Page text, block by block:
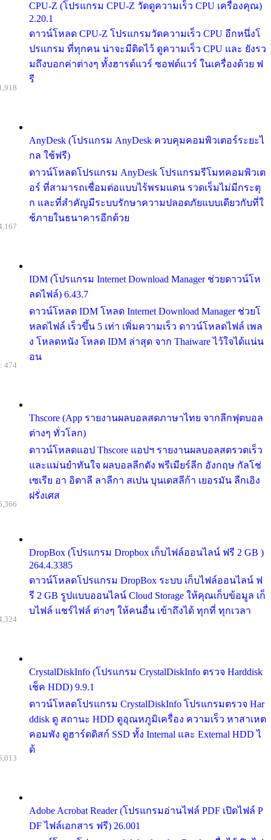
CPU-Z (โปรแกรม CPU-Z วัดดูความเร็ว CPU เครื่องคุณ)
2.20.1
ดาวน์โหลด CPU-Z โปรแกรมวัดความเร็ว CPU อีกหนึ่งโ
ปรแกรม ที่ทุกคน น่าจะมีติดไว้ ดูความเร็ว CPU และ ยังรว
มถึงบอกค่าต่างๆ ทั้งฮารด์แวร์ ซอฟต์แวร์ ในเครื่องด้วย ฟ
รี
AnyDesk (โปรแกรม AnyDesk ควบคุมคอมพิวเตอร์ระยะไ
กล ใช้ฟรี)
ดาวน์โหลดโปรแกรม AnyDesk โปรแกรมรีโมทคอมพิวเต
อร์ ที่สามารถเชื่อมต่อแบบไร้พรมแดน รวดเร็มไม่มีกระตุ
ก และที่สำคัญมีระบบรักษาความปลอดภัยแบบเดียวกับที่ใ
ช้ภายในธนาคารอีกด้วย
IDM (โปรแกรม Internet Download Manager ช่วยดาวน์โห
ลดไฟล์) 6.43.7
ดาวน์โหลด IDM โหลด Internet Download Manager ช่วยโ
หลดไฟล์ เร็วขึ้น 5 เท่า เพิ่มความเร็ว ดาวน์โหลดไฟล์ เพล
ง โหลดหนัง โหลด IDM ล่าสุด จาก Thaiware ไว้ใจได้แน่น
อน
Thscore (App รายงานผลบอลสดภาษาไทย จากลีกฟุตบอล
ต่างๆ ทั่วโลก)
ดาวน์โหลดแอป Thscore แอปฯ รายงานผลบอลสดรวดเร็ว
และแม่นยำทันใจ ผลบอลลีกดัง พรีเมียร์ลีก อังกฤษ กัลโช่
เซเรีย อา อิตาลี ลาลีกา สเปน บุนเดสลีก้า เยอรมัน ลีกเอิง
ฝรั่งเศส
474
DropBox (โปรแกรม Dropbox เก็บไฟล์ออนไลน์ ฟรี 2 GB )
264.4.3385
ดาวน์โหลดโปรแกรม DropBox ระบบ เก็บไฟล์ออนไลน์ ฟ
รี 2 GB รูปแบบออนไลน์ Cloud Storage ให้คุณเก็บข้อมูล เก็
บไฟล์ แชร์ไฟล์ ต่างๆ ให้คนอื่น เข้าถึงได้ ทุกที่ ทุกเวลา
CrystalDiskInfo (โปรแกรม CrystalDiskInfo ตรวจ Harddisk
เช็ค HDD) 9.9.1
ดาวน์โหลดโปรแกรม CrystalDiskInfo โปรแกรมตรวจ Har
ddisk ดู สถานะ HDD ดูอุณหภูมิเครื่อง ความเร็ว หาสาเหต
คอมพัง ดูฮาร์ดดิสก์ SSD ทั้ง Internal และ External HDD ไ
ด้
Adobe Acrobat Reader (โปรแกรมอ่านไฟล์ PDF เปิดไฟล์ P
DF ไฟล์เอกสาร ฟรี) 26.001